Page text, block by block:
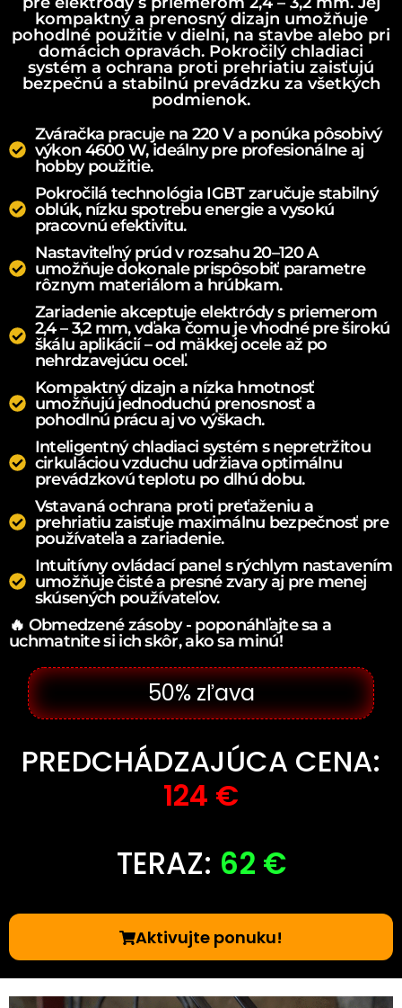
kompaktný a prenosný dizajn umožňuje
pohodlné použitie v dielni, na stavbe alebo pri
domácich opravách. Pokročilý chladiaci
systém a ochrana proti prehriatiu zaisťujú
bezpečnú a stabilnú prevádzku za všetkých
podmienok.
Zváračka pracuje na 220 V a ponúka pôsobivý
výkon 4600 W, ideálny pre profesionálne aj
hobby použitie.
Pokročilá technológia IGBT zaručuje stabilný
oblúk, nízku spotrebu energie a vysokú
pracovnú efektivitu.
Nastaviteľný prúd v rozsahu 20–120 A
umožňuje dokonale prispôsobiť parametre
rôznym materiálom a hrúbkam.
Zariadenie akceptuje elektródy s priemerom
2,4 – 3,2 mm, vďaka čomu je vhodné pre širokú
škálu aplikácií – od mäkkej ocele až po
nehrdzavejúcu oceľ.
Kompaktný dizajn a nízka hmotnosť
umožňujú jednoduchú prenosnosť a
pohodlnú prácu aj vo výškach.
Inteligentný chladiaci systém s nepretržitou
cirkuláciou vzduchu udržiava optimálnu
prevádzkovú teplotu po dlhú dobu.
Vstavaná ochrana proti preťaženiu a
prehriatiu zaisťuje maximálnu bezpečnosť pre
používateľa a zariadenie.
Intuitívny ovládací panel s rýchlym nastavením
umožňuje čisté a presné zvary aj pre menej
skúsených používateľov.
🔥 Obmedzené zásoby - poponáhľajte sa a
uchmatnite si ich skôr, ako sa minú!
50% zľava
PREDCHÁDZAJÚCA CENA:
124 €
TERAZ: 62 €
Aktivujte ponuku!